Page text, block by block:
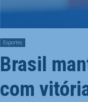
Esportes
Brasil
com